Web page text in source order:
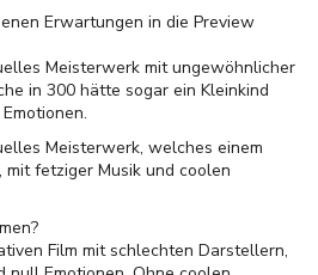
Erwartungen in die Preview
Meisterwerk mit ungewöhnlicher
in 300 hätte sogar ein Kleinkind
Meisterwerk, welches einem
fetziger Musik und coolen
Film mit schlechten Darstellern,